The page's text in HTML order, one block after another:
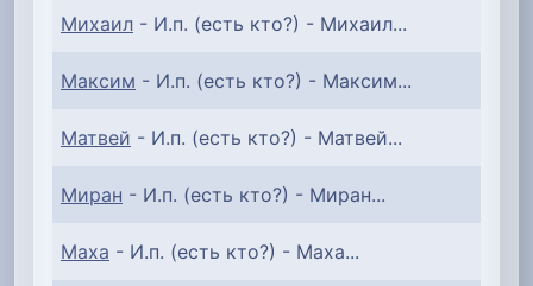
Михаил - И.п. (есть кто?) - Михаил...
Максим - И.п. (есть кто?) - Максим...
Матвей - И.п. (есть кто?) - Матвей...
Миран - И.п. (есть кто?) - Миран...
Маха - И.п. (есть кто?) - Маха...